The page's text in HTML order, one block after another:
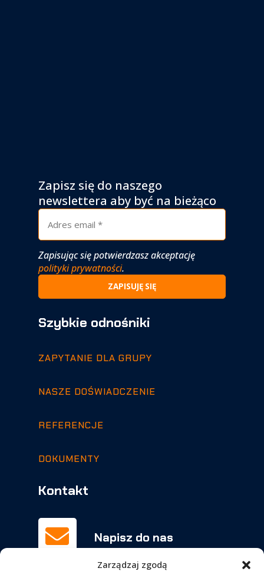
Zarządzaj zgodą
Zapisz się do naszego
newslettera aby być na bieżąco
Zapisując się potwierdzasz akceptację
polityki prywatności.
Szybkie odnośniki
ZAPYTANIE DLA GRUPY
NASZE DOŚWIADCZENIE
REFERENCJE
DOKUMENTY
Kontakt
 Napisz do nas